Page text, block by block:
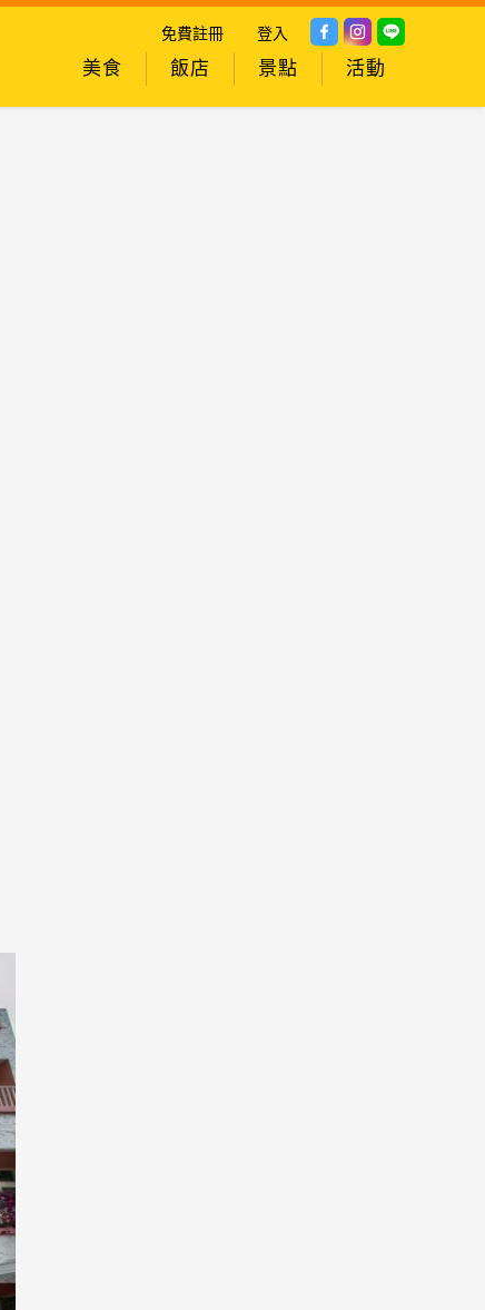
免費註冊 登入
美食 飯店 景點 活動